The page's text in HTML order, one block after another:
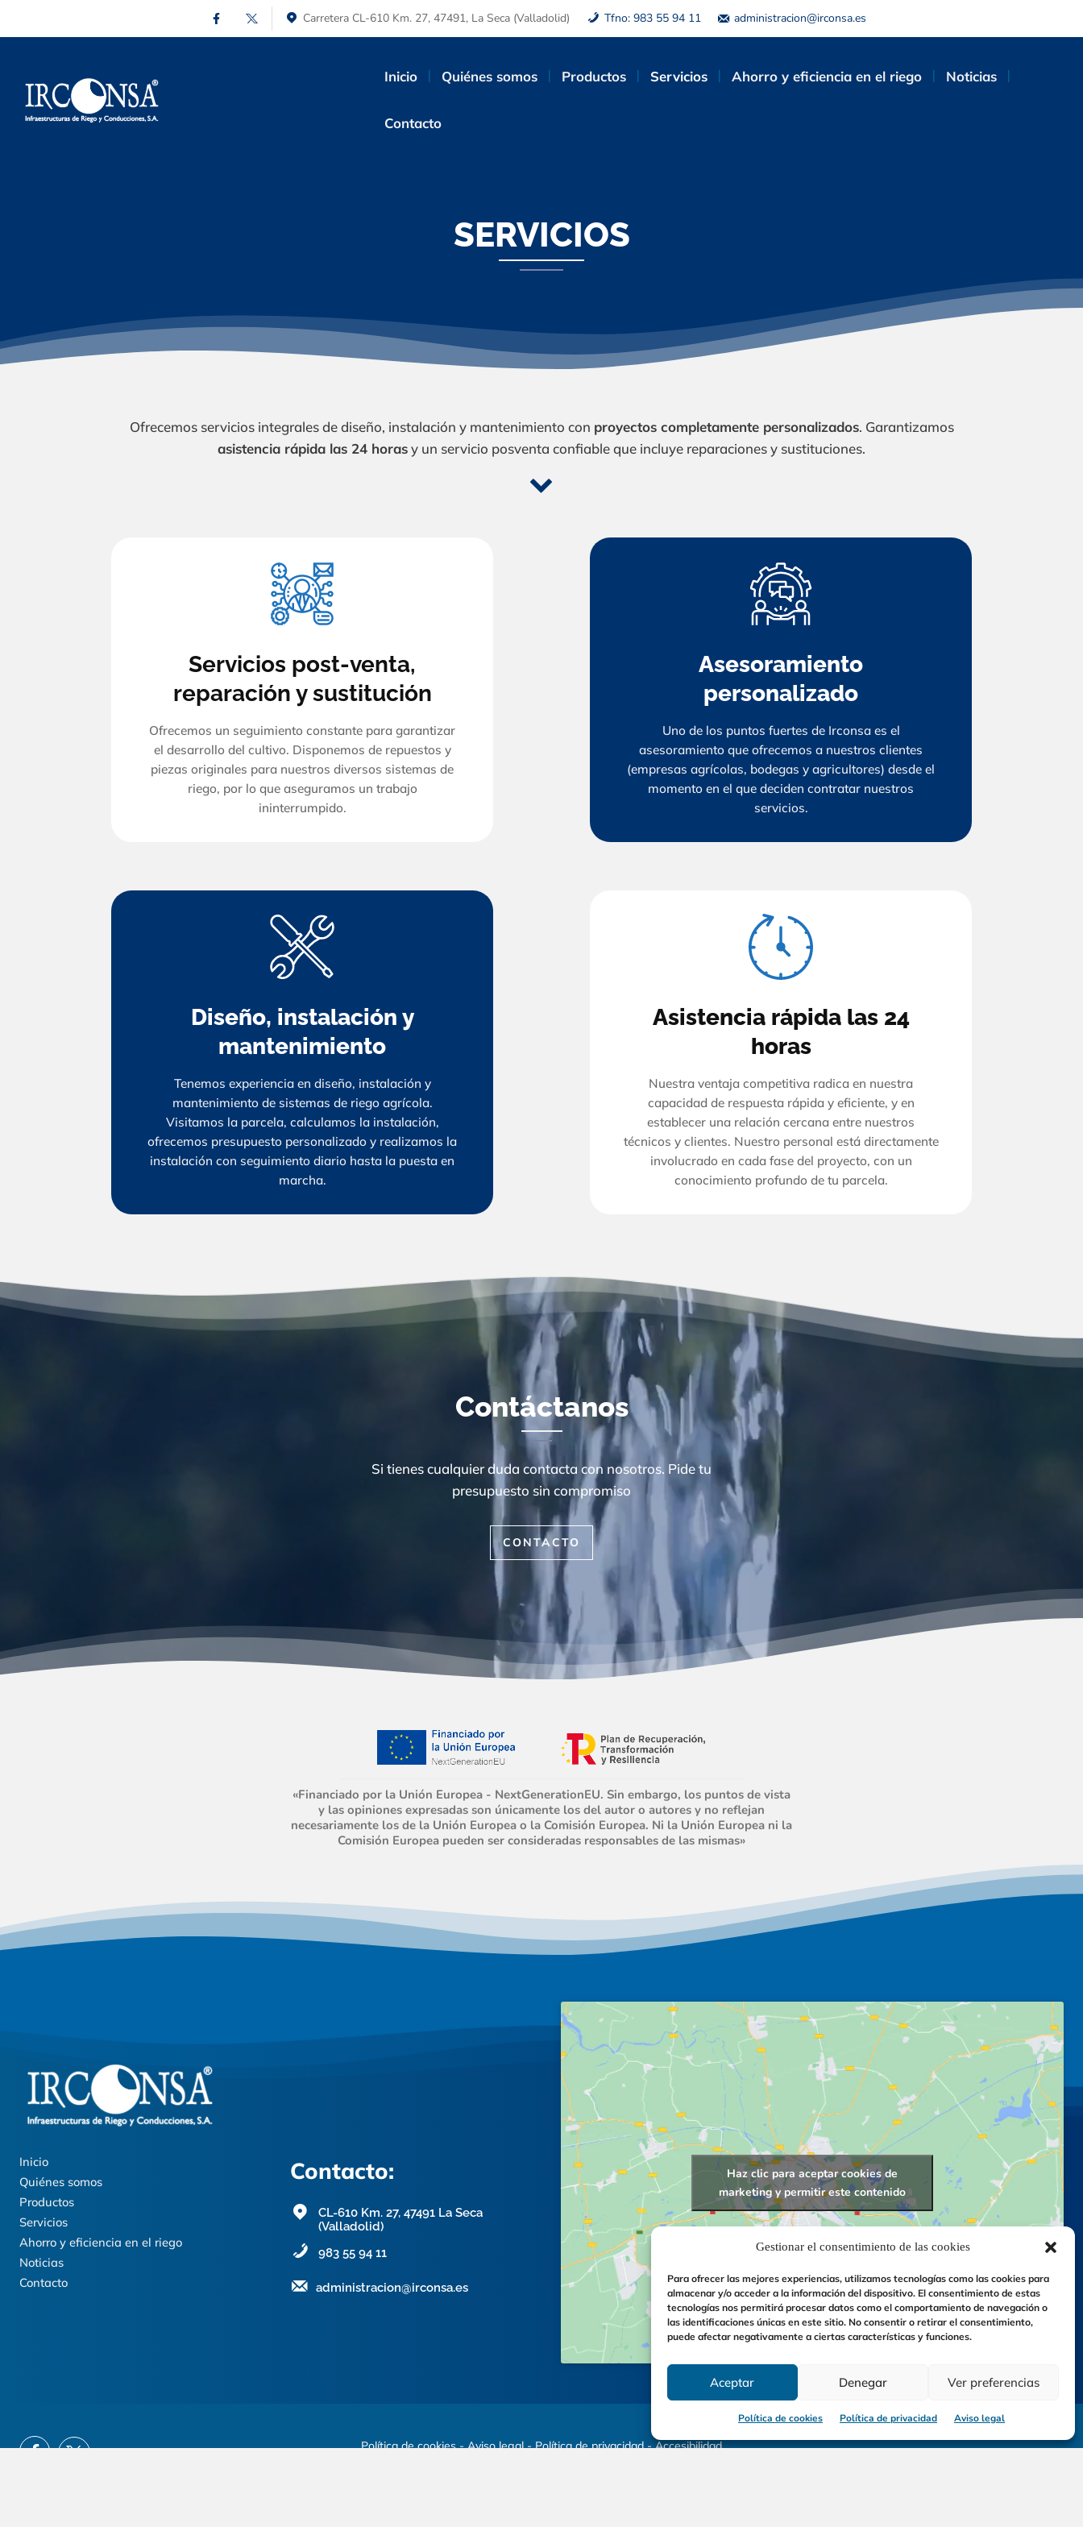
Gestionar el consentimiento de las cookies
Para ofrecer las mejores experiencias, utilizamos tecnologías como las cookies para
almacenar y/o acceder a la información del dispositivo. El consentimiento de estas
tecnologías nos permitirá procesar datos como el comportamiento de navegación o
las identificaciones únicas en este sitio. No consentir o retirar el consentimiento,
puede afectar negativamente a ciertas características y funciones.
Aceptar Denegar Ver preferencias
Política de cookies Política de privacidad Aviso legal
Carretera CL-610 Km. 27, 47491, La Seca (Valladolid) Tfno: 983 55 94 11 administracion@irconsa.es
Inicio Quiénes somos Productos Servicios Ahorro y eficiencia en el riego Noticias
Contacto
SERVICIOS
Ofrecemos servicios integrales de diseño, instalación y mantenimiento con proyectos completamente personalizados. Garantizamos
asistencia rápida las 24 horasy un servicio posventa confiable que incluye reparaciones y sustituciones.
Servicios post-venta,
reparación y sustitución
Ofrecemos un seguimiento constante para garantizar
el desarrollo del cultivo. Disponemos de repuestos y
piezas originales para nuestros diversos sistemas de
riego, por lo que aseguramos un trabajo
ininterrumpido.
Asesoramiento
personalizado
Uno de los puntos fuertes de Irconsa es el
asesoramiento que ofrecemos a nuestros clientes
(empresas agrícolas, bodegas y agricultores) desde el
momento en el que deciden contratar nuestros
servicios.
Diseño, instalación y
mantenimiento
Tenemos experiencia en diseño, instalación y
mantenimiento de sistemas de riego agrícola.
Visitamos la parcela, calculamos la instalación,
ofrecemos presupuesto personalizado y realizamos la
instalación con seguimiento diario hasta la puesta en
marcha.
Asistencia rápida las 24
horas
Nuestra ventaja competitiva radica en nuestra
capacidad de respuesta rápida y eficiente, y en
establecer una relación cercana entre nuestros
técnicos y clientes. Nuestro personal está directamente
involucrado en cada fase del proyecto, con un
conocimiento profundo de tu parcela.
Contáctanos
Si tienes cualquier duda contacta con nosotros. Pide tu
presupuesto sin compromiso
CONTACTO
«Financiado por la Unión Europea - NextGenerationEU. Sin embargo, los puntos de vista
y las opiniones expresadas son únicamente los del autor o autores y no reflejan
necesariamente los de la Unión Europea o la Comisión Europea. Ni la Unión Europea ni la
Comisión Europea pueden ser consideradas responsables de las mismas»
Inicio
Quiénes somos
Productos
Servicios
Ahorro y eficiencia en el riego
Noticias
Contacto
Contacto:
CL-610 Km. 27, 47491 La Seca
(Valladolid)
983 55 94 11
administracion@irconsa.es
Haz clic para aceptar cookies de
marketing y permitir este contenido
Política de cookies-Aviso legal-Política de privacidad-Accesibilidad